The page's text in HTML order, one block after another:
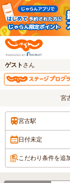
ゲスト さん
宮
宮古駅
日付未定
こだわり条件を追